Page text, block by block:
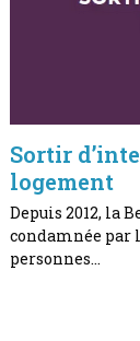
Sortir
logement
Depuis 2012, la
condamnée par
personnes…